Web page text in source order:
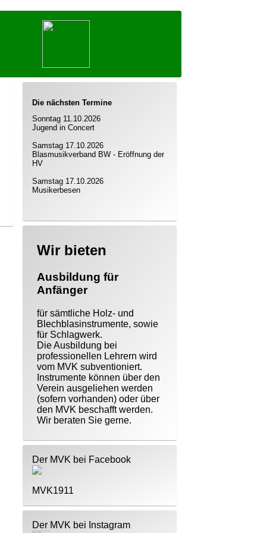
Die nächsten Termine
Sonntag 11.10.2026
Jugend in Concert
Samstag 17.10.2026
Blasmusikverband BW - Eröffnung der
HV
Samstag 17.10.2026
Musikerbesen
Wir bieten
Ausbildung für
Anfänger
für sämtliche Holz- und
Blechblasinstrumente, sowie
für Schlagwerk.
Die Ausbildung bei
professionellen Lehrern wird
vom MVK subventioniert.
Instrumente können über den
Verein ausgeliehen werden
(sofern vorhanden) oder über
den MVK beschafft werden.
Wir beraten Sie gerne.
Der MVK bei Facebook
MVK1911
Der MVK bei Instagram